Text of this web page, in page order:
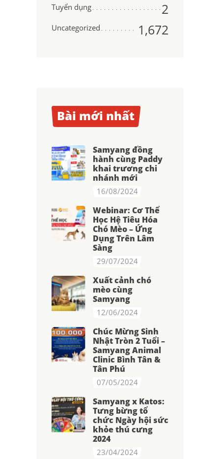
Tuyển dụng 2
Uncategorized 1,672
Bài mới nhất
Samyang đồng
hành cùng Paddy
khai trương chi
nhánh mới
16/08/2024
Webinar: Cơ Thể
Học Hệ Tiêu Hóa
Chó Mèo – Ứng
Dụng Trên Lâm
Sàng
29/07/2024
Xuất cảnh chó
mèo cùng
Samyang
12/06/2024
Chúc Mừng Sinh
Nhật Tròn 2 Tuổi –
Samyang Animal
Clinic Bình Tân &
Tân Phú
07/05/2024
Samyang x Katos:
Tưng bừng tổ
chức Ngày hội sức
khỏe thú cưng
2024
23/04/2024